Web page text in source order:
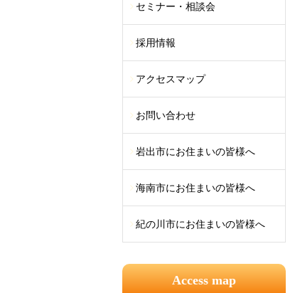
セミナー・相談会
採用情報
アクセスマップ
お問い合わせ
岩出市にお住まいの皆様へ
海南市にお住まいの皆様へ
紀の川市にお住まいの皆様へ
Access map